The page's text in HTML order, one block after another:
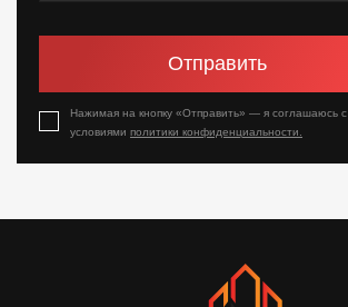
Отправить
Нажимая на кнопку «Отправить» — я соглашаюсь с
условиями политики конфиденциальности.